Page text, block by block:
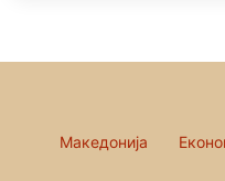
Македонија